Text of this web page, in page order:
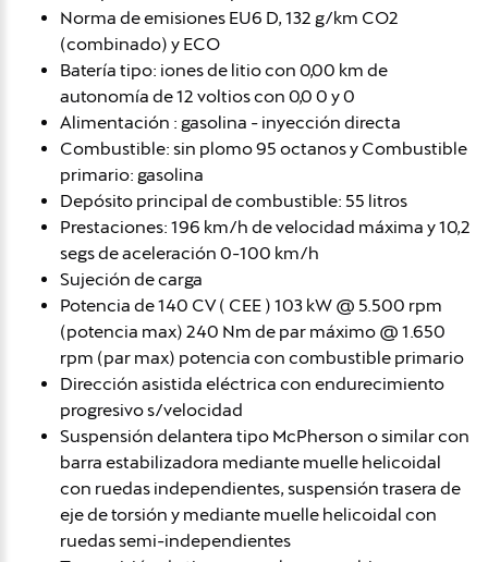
Norma de emisiones EU6 D, 132 g/km CO2
(combinado) y ECO
Batería tipo: iones de litio con 0,00 km de
autonomía de 12 voltios con 0,0 0 y 0
Alimentación : gasolina - inyección directa
Combustible: sin plomo 95 octanos y Combustible
primario: gasolina
Depósito principal de combustible: 55 litros
Prestaciones: 196 km/h de velocidad máxima y 10,2
segs de aceleración 0-100 km/h
Sujeción de carga
Potencia de 140 CV ( CEE ) 103 kW @ 5.500 rpm
(potencia max) 240 Nm de par máximo @ 1.650
rpm (par max) potencia con combustible primario
Dirección asistida eléctrica con endurecimiento
progresivo s/velocidad
Suspensión delantera tipo McPherson o similar con
barra estabilizadora mediante muelle helicoidal
con ruedas independientes, suspensión trasera de
eje de torsión y mediante muelle helicoidal con
ruedas semi-independientes